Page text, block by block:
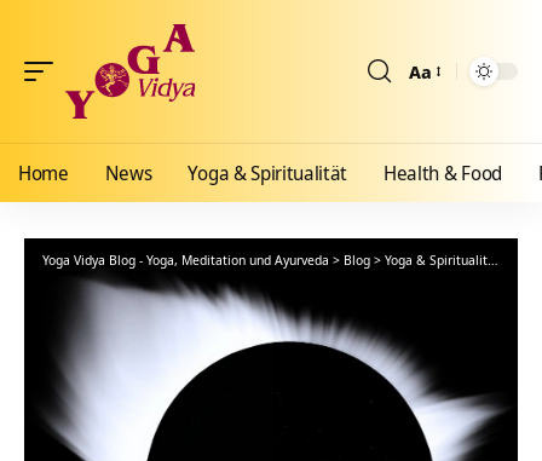
Aa
Home News Yoga & Spiritualität Health & Food
Yoga Vidya Blog - Yoga, Meditation und Ayurveda > Blog > Yoga & Spiritualität